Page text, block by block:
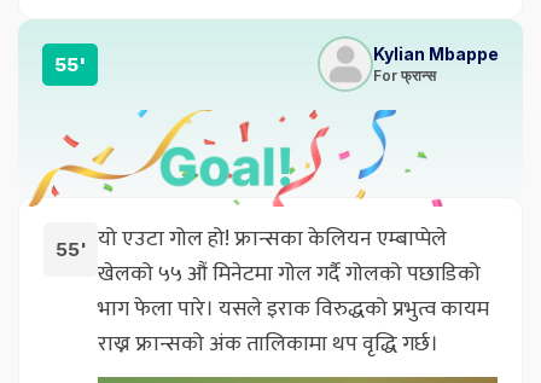
55' Kylian Mbappe
For फ्रान्स
55' यो एउटा गोल हो! फ्रान्सका केलियन एम्बाप्पेले
खेलको ५५ औं मिनेटमा गोल गर्दै गोलको पछाडिको
भाग फेला पारे। यसले इराक विरुद्धको प्रभुत्व कायम
राख्न फ्रान्सको अंक तालिकामा थप वृद्धि गर्छ।